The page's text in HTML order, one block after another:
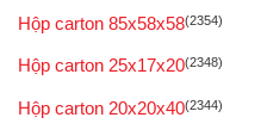
Hộp carton 85x58x58(2354)
Hộp carton 25x17x20(2348)
Hộp carton 20x20x40(2344)